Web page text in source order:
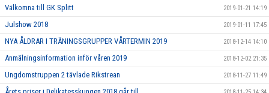
Välkomna till GK Splitt 2019-01-21 14:19
Julshow 2018 2019-01-11 17:45
NYA ÅLDRAR I TRÄNINGSGRUPPER VÅRTERMIN 2019 2018-12-14 14:10
Anmälningsinformation inför våren 2019 2018-12-02 21:35
Ungdomstruppen 2 tävlade Rikstrean 2018-11-27 11:49